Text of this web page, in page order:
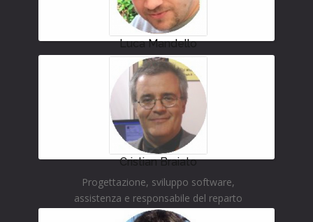
Luca Mandello
Progettazione, sviluppo software e
assistenza tecnica
Cristian Braiato
Progettazione, sviluppo software,
assistenza e responsabile del reparto
tecnico